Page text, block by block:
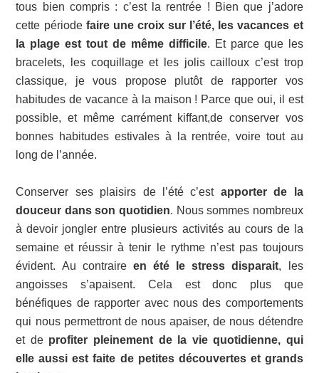
tous bien compris : c’est la rentrée ! Bien que j’adore
cette période faire une croix sur l’été, les vacances et
la plage est tout de même difficile. Et parce que les
bracelets, les coquillage et les jolis cailloux c’est trop
classique, je vous propose plutôt de rapporter vos
habitudes de vacance à la maison ! Parce que oui, il est
possible, et même carrément kiffant,de conserver vos
bonnes habitudes estivales à la rentrée, voire tout au
long de l’année.
Conserver ses plaisirs de l’été c’est apporter de la
douceur dans son quotidien. Nous sommes nombreux
à devoir jongler entre plusieurs activités au cours de la
semaine et réussir à tenir le rythme n’est pas toujours
évident. Au contraire en été le stress disparait, les
angoisses s’apaisent. Cela est donc plus que
bénéfiques de rapporter avec nous des comportements
qui nous permettront de nous apaiser, de nous détendre
et de profiter pleinement de la vie quotidienne, qui
elle aussi est faite de petites découvertes et grands